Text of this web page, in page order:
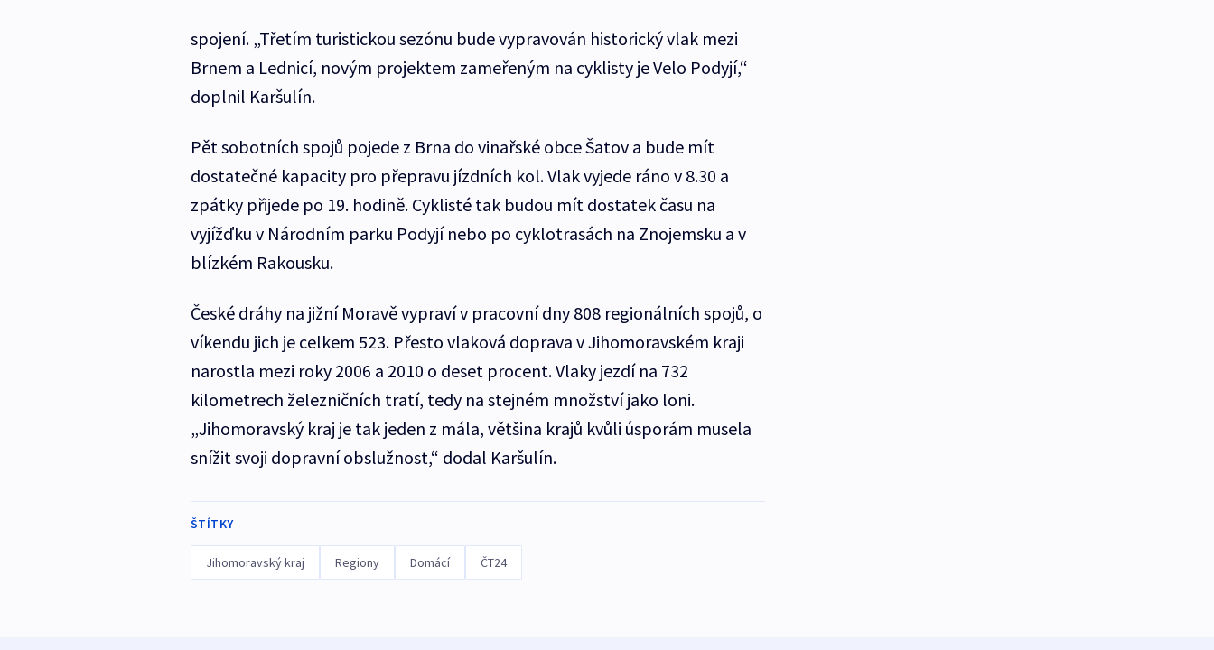
spojení. „Třetím turistickou sezónu bude vypravován historický vlak mezi
Brnem a Lednicí, novým projektem zameřeným na cyklisty je Velo Podyjí,“
doplnil Karšulín.
Pět sobotních spojů pojede z Brna do vinařské obce Šatov a bude mít
dostatečné kapacity pro přepravu jízdních kol. Vlak vyjede ráno v 8.30 a
zpátky přijede po 19. hodině. Cyklisté tak budou mít dostatek času na
vyjížďku v Národním parku Podyjí nebo po cyklotrasách na Znojemsku a v
blízkém Rakousku.
České dráhy na jižní Moravě vypraví v pracovní dny 808 regionálních spojů, o
víkendu jich je celkem 523. Přesto vlaková doprava v Jihomoravském kraji
narostla mezi roky 2006 a 2010 o deset procent. Vlaky jezdí na 732
kilometrech železničních tratí, tedy na stejném množství jako loni.
„Jihomoravský kraj je tak jeden z mála, většina krajů kvůli úsporám musela
snížit svoji dopravní obslužnost,“ dodal Karšulín.
ŠTÍTKY
Jihomoravský kraj Regiony Domácí ČT24